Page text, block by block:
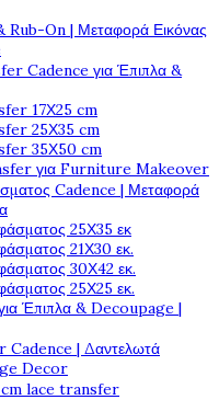
On | Μεταφορά Εικόνας
Cadence για Έπιπλα &
17Χ25 cm
25Χ35 cm
35Χ50 cm
για Furniture Makeover
Cadence | Μεταφορά
25Χ35 εκ
21Χ30 εκ.
30Χ42 εκ.
25Χ25 εκ.
Έπιπλα & Decoupage |
| Δαντελωτά
Decor
cm lace transfer